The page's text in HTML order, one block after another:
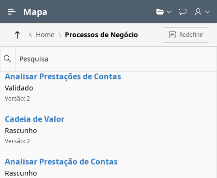
Mapa
Home Processos de Negócio Redefinir
Pesquisa
Analisar Prestações de Contas
Validado
Versão: 2
Cadeia de Valor
Rascunho
Versão: 2
Analisar Prestação de Contas
Rascunho